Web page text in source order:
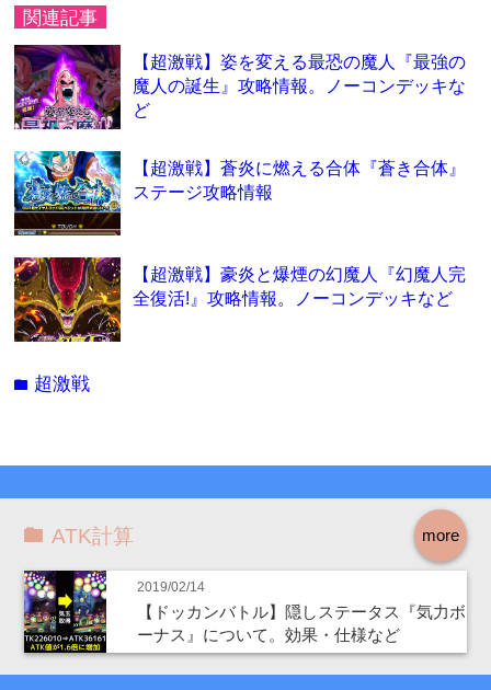
関連記事
【超激戦】姿を変える最恐の魔人『最強の
魔人の誕生』攻略情報。ノーコンデッキな
ど
【超激戦】蒼炎に燃える合体『蒼き合体』
ステージ攻略情報
【超激戦】豪炎と爆煙の幻魔人『幻魔人完
全復活!』攻略情報。ノーコンデッキなど
folder 超激戦
more
ATK計算
2019/02/14
【ドッカンバトル】隠しステータス『気力ボ
ーナス』について。効果・仕様など